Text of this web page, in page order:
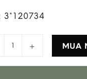
3*120734
Tinh Dầu Lan Hồ
MUA